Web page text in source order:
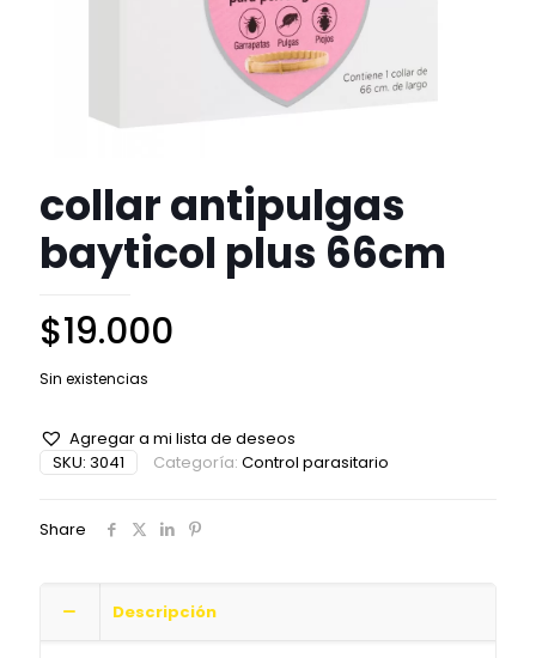
collar antipulgas
bayticol plus 66cm
$19.000
Sin existencias
Agregar a mi lista de deseos
SKU: 3041 Categoría: Control parasitario
Share
Descripción